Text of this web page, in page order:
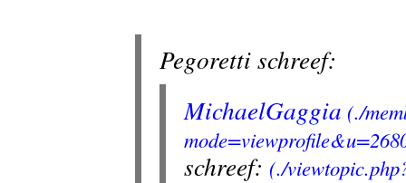
Pegoretti schreef:
MichaelGaggia
schreef: